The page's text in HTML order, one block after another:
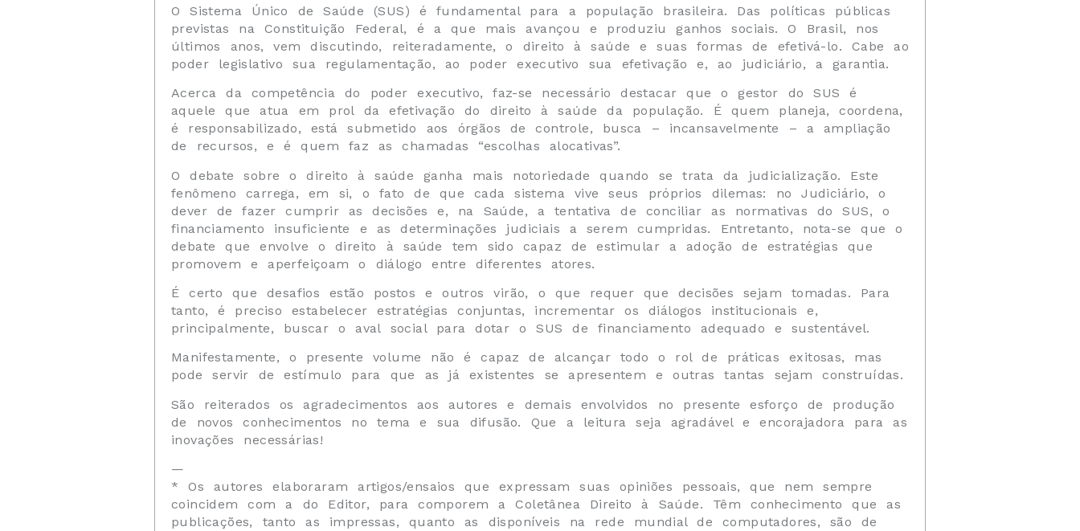
O Sistema Único de Saúde (SUS) é fundamental para a população brasileira. Das políticas públicas
previstas na Constituição Federal, é a que mais avançou e produziu ganhos sociais. O Brasil, nos
últimos anos, vem discutindo, reiteradamente, o direito à saúde e suas formas de efetivá-lo. Cabe ao
poder legislativo sua regulamentação, ao poder executivo sua efetivação e, ao judiciário, a garantia.
Acerca da competência do poder executivo, faz-se necessário destacar que o gestor do SUS é
aquele que atua em prol da efetivação do direito à saúde da população. É quem planeja, coordena,
é responsabilizado, está submetido aos órgãos de controle, busca – incansavelmente – a ampliação
de recursos, e é quem faz as chamadas “escolhas alocativas”.
O debate sobre o direito à saúde ganha mais notoriedade quando se trata da judicialização. Este
fenômeno carrega, em si, o fato de que cada sistema vive seus próprios dilemas: no Judiciário, o
dever de fazer cumprir as decisões e, na Saúde, a tentativa de conciliar as normativas do SUS, o
financiamento insuficiente e as determinações judiciais a serem cumpridas. Entretanto, nota-se que o
debate que envolve o direito à saúde tem sido capaz de estimular a adoção de estratégias que
promovem e aperfeiçoam o diálogo entre diferentes atores.
É certo que desafios estão postos e outros virão, o que requer que decisões sejam tomadas. Para
tanto, é preciso estabelecer estratégias conjuntas, incrementar os diálogos institucionais e,
principalmente, buscar o aval social para dotar o SUS de financiamento adequado e sustentável.
Manifestamente, o presente volume não é capaz de alcançar todo o rol de práticas exitosas, mas
pode servir de estímulo para que as já existentes se apresentem e outras tantas sejam construídas.
São reiterados os agradecimentos aos autores e demais envolvidos no presente esforço de produção
de novos conhecimentos no tema e sua difusão. Que a leitura seja agradável e encorajadora para as
inovações necessárias!
—
* Os autores elaboraram artigos/ensaios que expressam suas opiniões pessoais, que nem sempre
coincidem com a do Editor, para comporem a Coletânea Direito à Saúde. Têm conhecimento que as
publicações, tanto as impressas, quanto as disponíveis na rede mundial de computadores, são de